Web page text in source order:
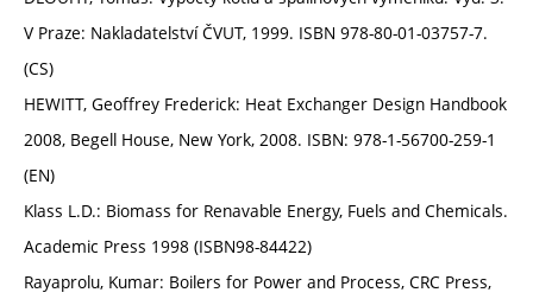
V Praze: Nakladatelství ČVUT, 1999. ISBN 978-80-01-03757-7.
(CS)
HEWITT, Geoffrey Frederick: Heat Exchanger Design Handbook
2008, Begell House, New York, 2008. ISBN: 978-1-56700-259-1
(EN)
Klass L.D.: Biomass for Renavable Energy, Fuels and Chemicals.
Academic Press 1998 (ISBN98-84422)
Rayaprolu, Kumar: Boilers for Power and Process, CRC Press,